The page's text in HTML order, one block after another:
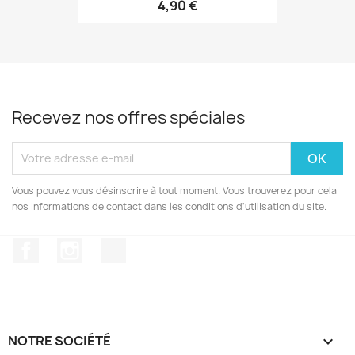
4,90 €
Recevez nos offres spéciales
Vous pouvez vous désinscrire à tout moment. Vous trouverez pour cela
nos informations de contact dans les conditions d'utilisation du site.
NOTRE SOCIÉTÉ 